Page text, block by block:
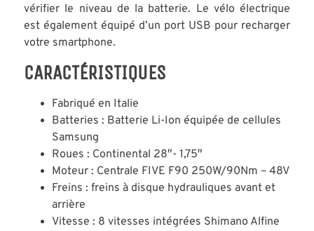
vérifier le niveau de la batterie. Le vélo électrique
est également équipé d’un port USB pour recharger
votre smartphone.
CARACTÉRISTIQUES
Fabriqué en Italie
Batteries : Batterie Li-Ion équipée de cellules
Samsung
Roues : Continental 28″- 1,75″
Moteur : Centrale FIVE F90 250W/90Nm – 48V
Freins : freins à disque hydrauliques avant et
arrière
Vitesse : 8 vitesses intégrées Shimano Alfine